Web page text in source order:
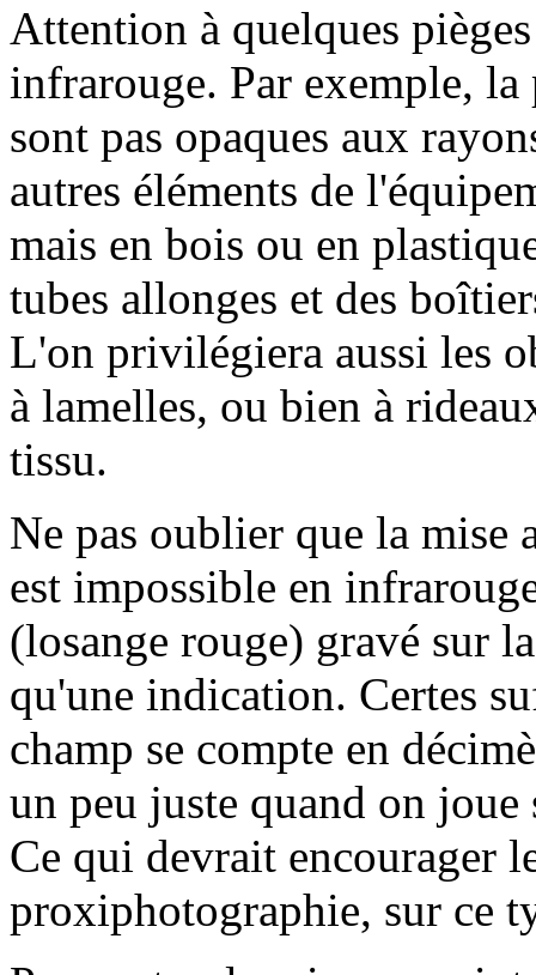
Attention à quelques
infrarouge. Par exemple,
sont pas opaques aux
autres éléments de
mais en bois ou en
tubes allonges et des
L'on privilégiera aussi les
à lamelles, ou bien à
tissu.
Ne pas oublier que la mise
est impossible en
(losange rouge) gravé sur
qu'une indication. Certes
champ se compte en
un peu juste quand on
Ce qui devrait encourager
proxiphotographie, sur ce